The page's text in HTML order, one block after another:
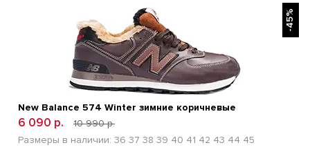
-45%
New Balance 574 Winter зимние коричневые
6 090 р.
10 990 р.
Размеры в наличии: 36 37 38 39 40 41 42 43 44 45